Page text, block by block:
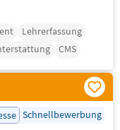
Lehrerfassung
CMS
Schnellbewerbung